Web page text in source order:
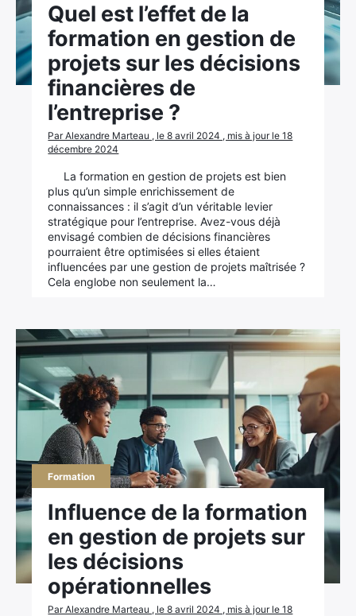
Quel est l’effet de la
formation en gestion de
projets sur les décisions
financières de
l’entreprise ?
Par Alexandre Marteau , le 8 avril 2024 , mis à jour le 18
décembre 2024
La formation en gestion de projets est bien
plus qu’un simple enrichissement de
connaissances : il s’agit d’un véritable levier
stratégique pour l’entreprise. Avez-vous déjà
envisagé combien de décisions financières
pourraient être optimisées si elles étaient
influencées par une gestion de projets maîtrisée ?
Cela englobe non seulement la…
Formation
Influence de la formation
en gestion de projets sur
les décisions
opérationnelles
Par Alexandre Marteau , le 8 avril 2024 , mis à jour le 18